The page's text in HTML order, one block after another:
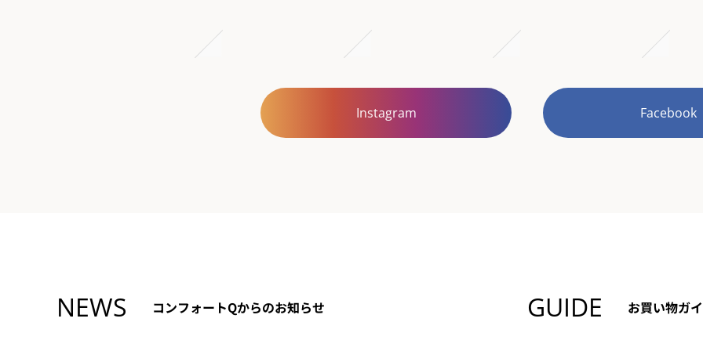
Instagram Facebook
NEWS コンフォートQからのお知らせ GUIDE お買い物ガ